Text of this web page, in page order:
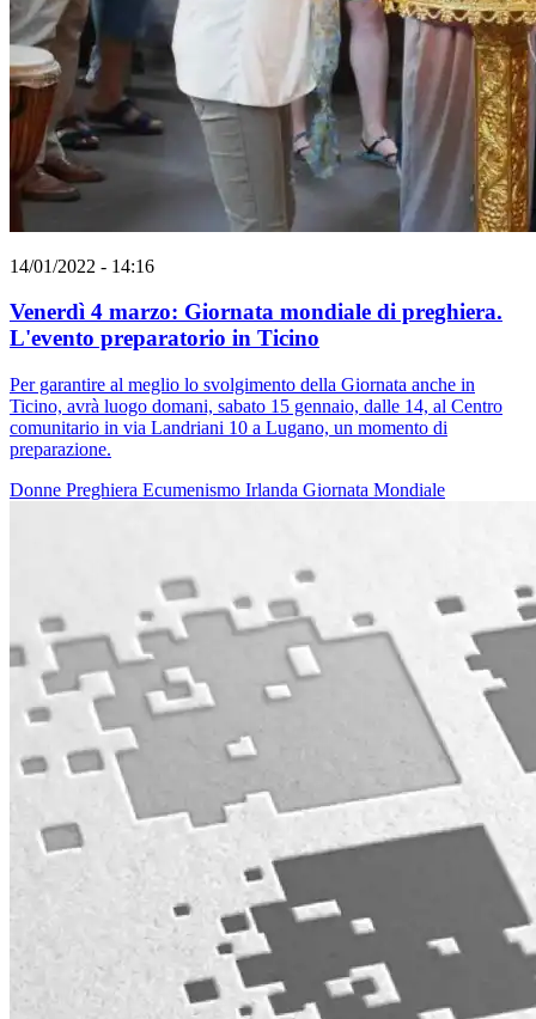
14/01/2022 - 14:16
Venerdì 4 marzo: Giornata mondiale di preghiera.
L'evento preparatorio in Ticino
Per garantire al meglio lo svolgimento della Giornata anche in
Ticino, avrà luogo domani, sabato 15 gennaio, dalle 14, al Centro
comunitario in via Landriani 10 a Lugano, un momento di
preparazione.
Donne Preghiera Ecumenismo Irlanda Giornata Mondiale